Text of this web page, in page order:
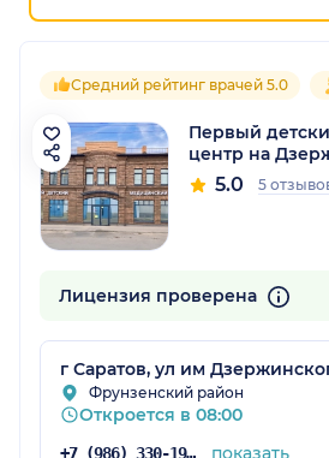
Средний рейтинг врачей 5.0
Первый
центр на
5.0 5
Лицензия проверена
г Саратов, ул им
Фрунзенский район
Откроется в 08:00
+7 (986) 330-19-25 показать